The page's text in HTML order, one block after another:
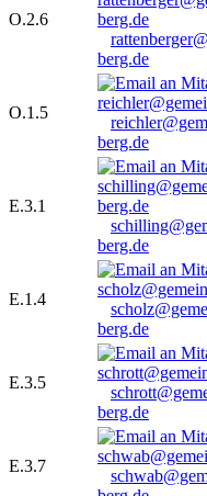
O.2.6
berg.de
O.1.5
berg.de
E.3.1
berg.de
E.1.4
berg.de
E.3.5
berg.de
E.3.7